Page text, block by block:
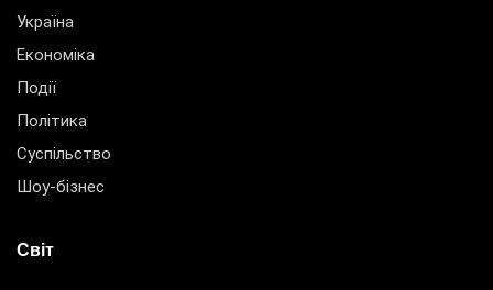
Україна
Економіка
Події
Політика
Суспільство
Шоу-бізнес
Світ